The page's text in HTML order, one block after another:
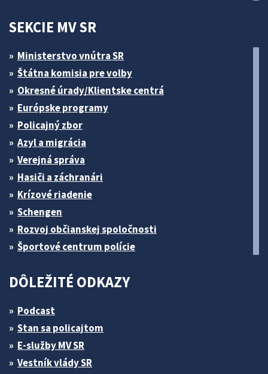
SEKCIE MV SR
Ministerstvo vnútra SR
Štátna komisia pre volby
Okresné úrady/Klientske centrá
Európske programy
Policajný zbor
Azyl a migrácia
Verejná správa
Hasiči a záchranári
Krízové riadenie
Schengen
Rozvoj občianskej spoločnosti
Športové centrum polície
DÔLEŽITÉ ODKAZY
Podcast
Stan sa policajtom
E-služby MV SR
Vestník vlády SR